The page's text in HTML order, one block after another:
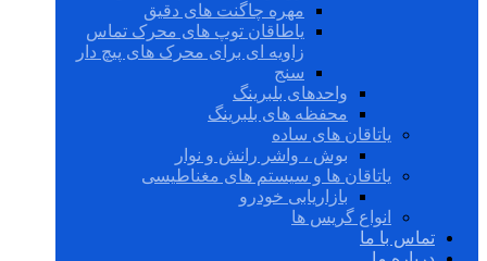
مهره چاگنت های دقیق
یاطاقان توپ های محرک تماس
زاویه ای برای محرک های پیچ دار
سنج
واحدهای بلبرینگ
محفظه های بلبرینگ
یاتاقان های ساده
بوش ، واشر رانش و نوار
یاتاقان ها و سیستم های مغناطیسی
بازاریابی خودرو
انواع گریس ها
تماس با ما